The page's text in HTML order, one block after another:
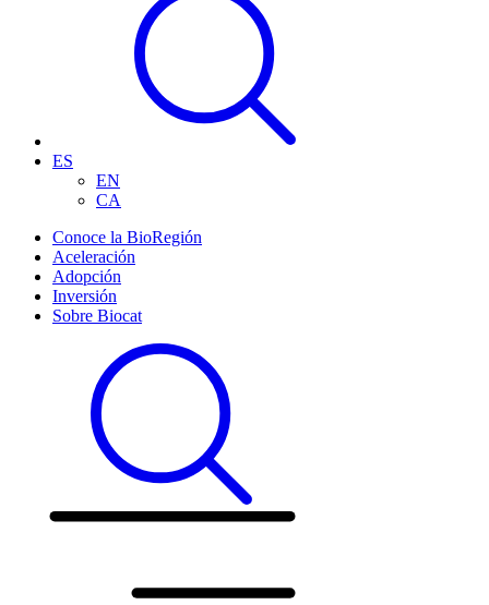
ES
EN
CA
Conoce la BioRegión
Aceleración
Adopción
Inversión
Sobre Biocat